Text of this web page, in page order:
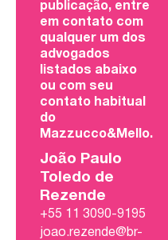
publicação, entre
em contato com
qualquer um dos
advogados
listados abaixo
ou com seu
contato habitual
do
Mazzucco&Mello.
João Paulo
Toledo de
Rezende
+55 11 3090-9195
joao.rezende@br-